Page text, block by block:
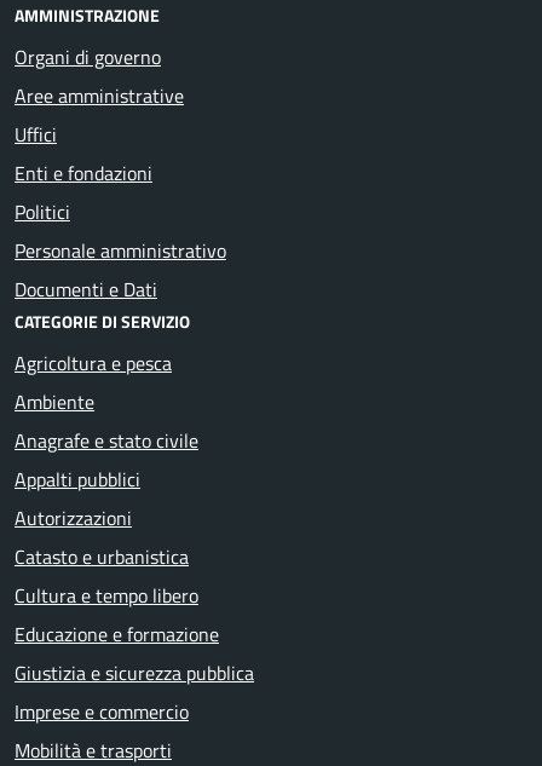
AMMINISTRAZIONE
Organi di governo
Aree amministrative
Uffici
Enti e fondazioni
Politici
Personale amministrativo
Documenti e Dati
CATEGORIE DI SERVIZIO
Agricoltura e pesca
Ambiente
Anagrafe e stato civile
Appalti pubblici
Autorizzazioni
Catasto e urbanistica
Cultura e tempo libero
Educazione e formazione
Giustizia e sicurezza pubblica
Imprese e commercio
Mobilità e trasporti